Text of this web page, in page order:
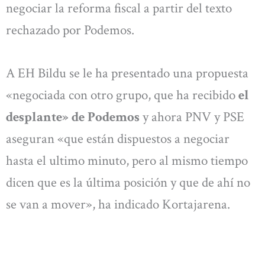
negociar la reforma fiscal a partir del texto
rechazado por Podemos.
A EH Bildu se le ha presentado una propuesta
«negociada con otro grupo, que ha recibidoel
desplante» de Podemos y ahora PNV y PSE
aseguran «que están dispuestos a negociar
hasta el ultimo minuto, pero al mismo tiempo
dicen que es la última posición y que de ahí no
se van a mover», ha indicado Kortajarena.